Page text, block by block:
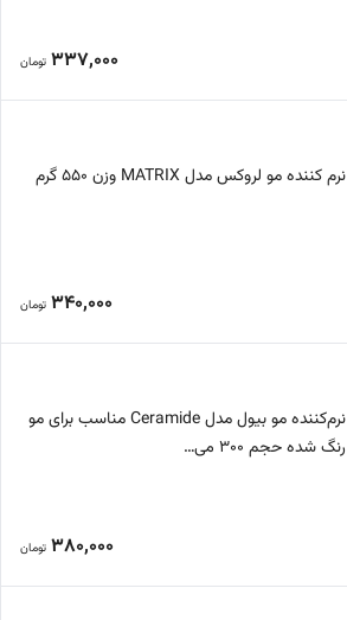
337,000 تومان
نرم کننده مو لروکس مدل MATRIX وزن 550 گرم
340,000 تومان
نرم‌کننده مو بیول مدل Ceramide مناسب برای مو
رنگ شده حجم 300 می…
380,000 تومان